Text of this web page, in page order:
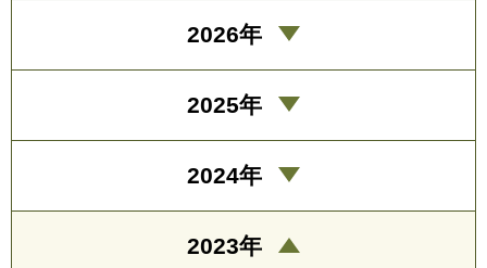
2026年
2025年
2024年
2023年